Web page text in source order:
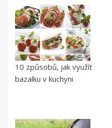
10 způsobů, jak využít
bazalku v kuchyni